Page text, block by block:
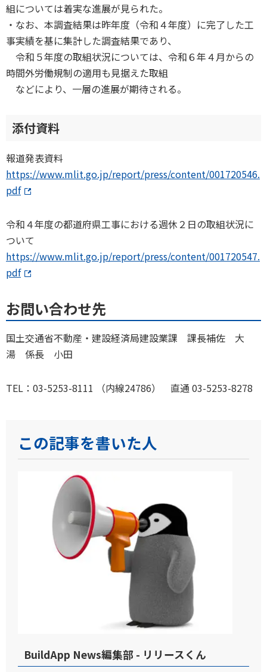
組については着実な進展が見られた。
・なお、本調査結果は昨年度（令和４年度）に完了した工
事実績を基に集計した調査結果であり、
令和５年度の取組状況については、令和６年４月からの
時間外労働規制の適用も見据えた取組
などにより、一層の進展が期待される。
添付資料
報道発表資料
https://www.mlit.go.jp/report/press/content/001720546.
pdf
令和４年度の都道府県工事における週休２日の取組状況に
ついて
https://www.mlit.go.jp/report/press/content/001720547.
pdf
お問い合わせ先
国土交通省不動産・建設経済局建設業課 課長補佐 大
湯 係長 小田
TEL：03-5253-8111 （内線24786） 直通 03-5253-8278
この記事を書いた人
BuildApp News編集部 - リリースくん